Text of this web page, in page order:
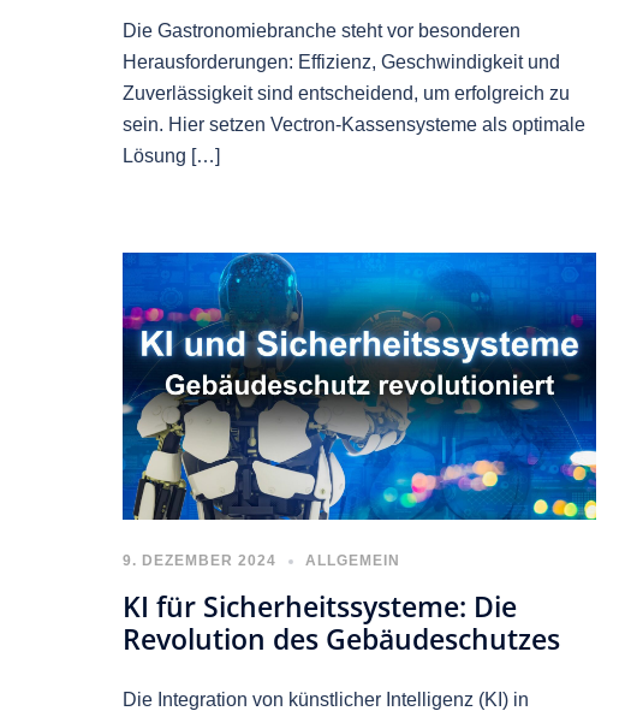
Die Gastronomiebranche steht vor besonderen
Herausforderungen: Effizienz, Geschwindigkeit und
Zuverlässigkeit sind entscheidend, um erfolgreich zu
sein. Hier setzen Vectron-Kassensysteme als optimale
Lösung […]
9. DEZEMBER 2024 ALLGEMEIN
KI für Sicherheitssysteme: Die
Revolution des Gebäudeschutzes
Die Integration von künstlicher Intelligenz (KI) in